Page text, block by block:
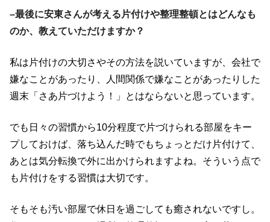
–最後に安東さんが考える片付けや整理整頓とはどんなも
のか、教えていただけますか？
私は片付けの大切さやその方法を説いていますが、会社で
嫌なことがあったり、人間関係で嫌なことがあったりした
週末「さあ片づけよう！」とはならないと思っています。
でも日々の習慣から10分程度で片づけられる部屋をキー
プしておけば、落ち込んだ時でもちょっとだけ片付けて、
あとは気分転換で外に出かけられますよね。そういう点で
も片付けをする習慣は大切です。
そもそも汚い部屋で休日を過ごしても癒されないですし。